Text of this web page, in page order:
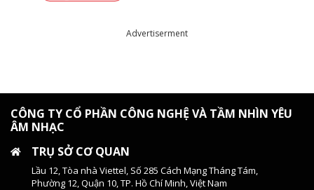
Advertiserment
CÔNG TY CỔ PHẦN CÔNG NGHỆ VÀ TẦM NHÌN YÊU
ÂM NHẠC
TRỤ SỞ CƠ QUAN
Lầu 12, Tòa nhà Viettel, Số 285 Cách Mạng Tháng Tám,
Phường 12, Quận 10, TP. Hồ Chí Minh, Việt Nam